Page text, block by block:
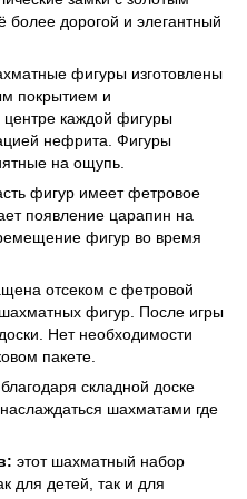
дорогой и элегантный
фигуры изготовлены
покрытием и
каждой фигуры
нефрита. Фигуры
на ощупь.
фигур имеет фетровое
появление царапин на
фигур во время
отсеком с фетровой
фигур. После игры
Нет необходимости
пакете.
благодаря складной доске
шахматами где
этот шахматный набор
для детей, так и для